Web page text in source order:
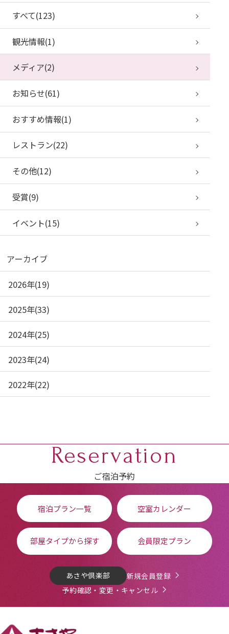
すべて(123)
観光情報(1)
メディア(2)
お知らせ(61)
おすすめ情報(1)
レストラン(22)
その他(12)
受賞(9)
イベント(15)
アーカイブ
2026年(19)
2025年(33)
2024年(25)
2023年(24)
2022年(22)
Reservation
ご宿泊予約
宿泊プラン一覧 空室カレンダー
部屋タイプから探す 会員限定プラン
あさや倶楽部
新規会員登録
予約確認・変更・キャンセル